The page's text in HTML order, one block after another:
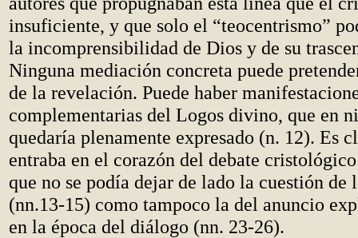
insuficiente, y que solo el “teocentrismo”
la incomprensibilidad de Dios y de su
Ninguna mediación concreta puede
de la revelación. Puede haber
complementarias del Logos divino, que en
quedaría plenamente expresado (n. 12). Es
entraba en el corazón del debate
que no se podía dejar de lado la cuestión de
(nn.13-15) como tampoco la del anuncio
en la época del diálogo (nn. 23-26).